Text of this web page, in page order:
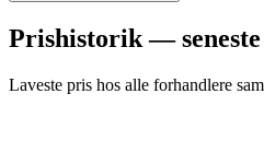
Prishistorik — seneste
Laveste pris hos alle forhandlere